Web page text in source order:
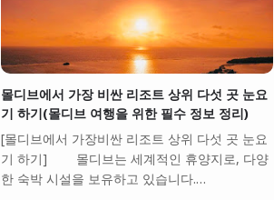
몰디브에서 가장 비싼 리조트 상위 다섯 곳 눈요
기 하기(몰디브 여행을 위한 필수 정보 정리)
[몰디브에서 가장비싼 리조트 상위 다섯 곳 눈요
기 하기] 몰디브는 세계적인 휴양지로, 다양
한 숙박 시설을 보유하고 있습니다.…